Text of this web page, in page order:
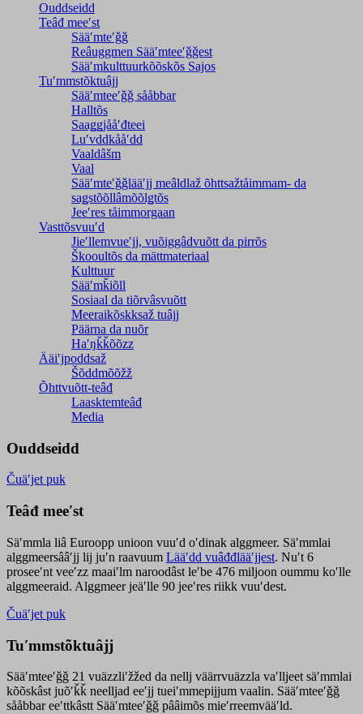
Ouddseidd
Teâđ meeʹst
Sääʹmteʹǧǧ
Reâuggmen Sääʹmteeʹǧǧest
Sääʹmkulttuurkõõskõs Sajos
Tuʹmmstõktuâjj
Sääʹmteeʹǧǧ sååbbar
Halltõs
Saaǥǥjååʹđteei
Luʹvddkååʹdd
Vaaldâšm
Vaal
Sääʹmteʹǧǧlääʹjj meâldlaž õhttsažtåimmam- da
saǥstõõllâmõõlǥtõs
Jeeʹres tåimmorgaan
Vasttõsvuuʹd
Jieʹllemvueʹjj, vuõiggâdvuõtt da pirrõs
Škooultõs da mättmateriaal
Kulttuur
Sääʹmǩiõll
Sosiaal da tiõrvâsvuõtt
Meeraikõskksaž tuâjj
Päärna da nuõr
Haʹŋǩǩõõzz
Ääiʹjpoddsaž
Šõddmõõžž
Õhttvuõtt-teâđ
Laasktemteâđ
Media
Ouddseidd
Čuäʹjet puk
Teâđ meeʹst
Säʹmmla liâ Euroopp unioon vuuʹd oʹdinak alggmeer. Säʹmmlai
alggmeersââʹjj lij juʹn raavuum Lääʹdd vuâđđlääʹjjest. Nuʹt 6
proseeʹnt veeʹzz maaiʹlm naroodâst leʹbe 476 miljoon oummu koʹlle
alggmeeraid. Alggmeer jeäʹlle 90 jeeʹres riikk vuuʹdest.
Čuäʹjet puk
Tuʹmmstõktuâjj
Sääʹmteeʹǧǧ 21 vuäzzliʹžžed da nellj väärrvuäzzla vaʹlljeet säʹmmlai
kõõskâst juõʹǩǩ neelljad eeʹjj tueiʹmmepijjum vaalin. Sääʹmteeʹǧǧ
sååbbar eeʹttkâstt Sääʹmteeʹǧǧ pââimõs mieʹrreemvääʹld.